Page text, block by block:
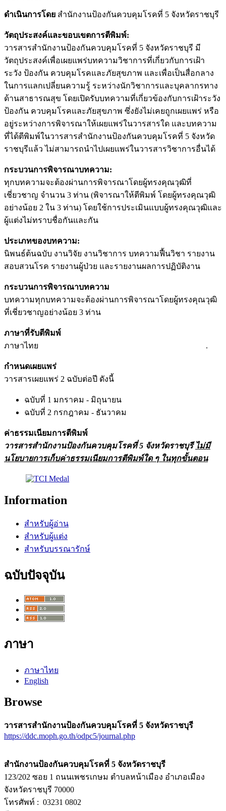
ดำเนินการโดย สำนักงานป้องกันควบคุมโรคที่ 5 จังหวัดราชบุรี
วัตถุประสงค์และขอบเขตการตีพิมพ์:
วารสารสำนักงานป้องกันควบคุมโรคที่ 5 จังหวัดราชบุรี มี
วัตถุประสงค์เพื่อเผยแพร่บทความวิชาการที่เกี่ยวกับการเฝ้า
ระวัง ป้องกัน ควบคุมโรคและภัยสุขภาพ และเพื่อเป็นสื่อกลาง
ในการแลกเปลี่ยนความรู้ ระหว่างนักวิชาการและบุคลากรทาง
ด้านสาธารณสุข โดยเปิดรับบทความที่เกี่ยวข้องกับการเฝ้าระวัง
ป้องกัน ควบคุมโรคและภัยสุขภาพ ซึ่งยังไม่เคยถูกเผยแพร่ หรือ
อยู่ระหว่างการพิจารณาให้เผยแพร่ในวารสารใด และบทความ
ที่ได้ตีพิมพ์ในวารสารสำนักงานป้องกันควบคุมโรคที่ 5 จังหวัด
ราชบุรีแล้ว ไม่สามารถนำไปเผยแพร่ในวารสารวิชาการอื่นได้
กระบวนการพิจารณาบทความ:
ทุกบทความจะต้องผ่านการพิจารณาโดยผู้ทรงคุณวุฒิที่
เชี่ยวชาญ จำนวน 3 ท่าน (พิจารณาให้ตีพิมพ์ โดยผู้ทรงคุณวุฒิ
อย่างน้อย 2 ใน 3 ท่าน) โดยใช้การประเมินแบบผู้ทรงคุณวุฒิและ
ผู้แต่งไม่ทราบชื่อกันและกัน
ประเภทของบทความ:
นิพนธ์ต้นฉบับ งานวิจัย งานวิชาการ บทความฟื้นวิชา รายงาน
สอบสวนโรค รายงานผู้ป่วย และรายงานผลการปฏิบัติงาน
กระบวนการพิจารณาบทความ
บทความทุกบทความจะต้องผ่านการพิจารณาโดยผู้ทรงคุณวุฒิ
ที่เชี่ยวชาญอย่างน้อย 3 ท่าน
ภาษาที่รับตีพิมพ์
ภาษาไทย .
กำหนดเผยแพร่
วารสารเผยแพร่ 2 ฉบับต่อปี ดังนี้
ฉบับที่ 1 มกราคม - มิถุนายน
ฉบับที่ 2 กรกฎาคม - ธันวาคม
ค่าธรรมเนียมการตีพิมพ์
วารสารสำนักงานป้องกันควบคุมโรคที่ 5 จังหวัดราชบุรี ไม่มี
นโยบายการเก็บค่าธรรมเนียมการตีพิมพ์ใด ๆ ในทุกขั้นตอน
Information
สำหรับผู้อ่าน
สำหรับผู้แต่ง
สำหรับบรรณารักษ์
ฉบับปัจจุบัน
ภาษา
ภาษาไทย
English
Browse
วารสารสำนักงานป้องกันควบคุมโรคที่ 5 จังหวัดราชบุรี
https://ddc.moph.go.th/odpc5/journal.php
สำนักงานป้องกันควบคุมโรคที่ 5 จังหวัดราชบุรี
123/202 ซอย 1 ถนนเพชรเกษม ตำบลหน้าเมือง อำเภอเมือง
จังหวัดราชบุรี 70000
โทรศัพท์ : 03231 0802